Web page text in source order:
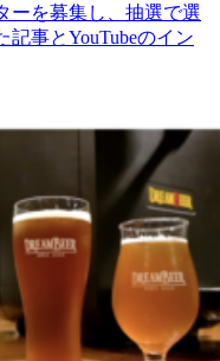
ーを募集し、抽選で選
事とYouTubeのイン